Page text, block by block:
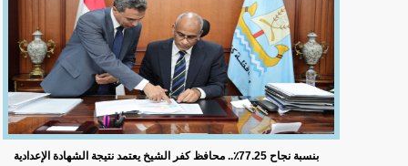
بنسبة نجاح 77.25٪؜.. محافظ كفر الشيخ يعتمد نتيجة الشهادة الإعدادية